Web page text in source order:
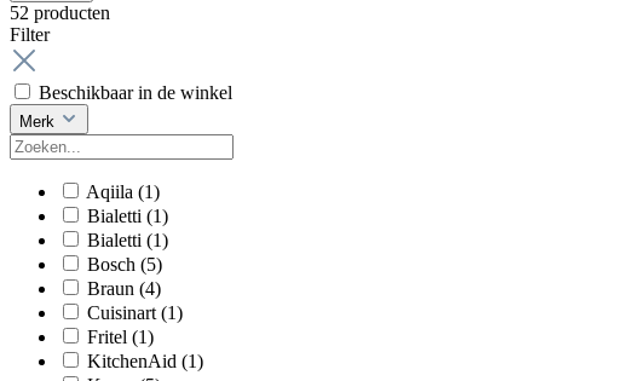
52 producten
Filter
Beschikbaar in de winkel
Merk
Aqiila (1)
Bialetti (1)
Bialetti (1)
Bosch (5)
Braun (4)
Cuisinart (1)
Fritel (1)
KitchenAid (1)